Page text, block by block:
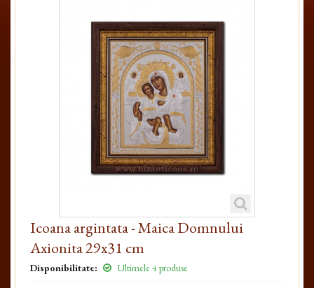
Icoana argintata - Maica Domnului
Axionita 29x31 cm
Disponibilitate: Ultimele 4 produse